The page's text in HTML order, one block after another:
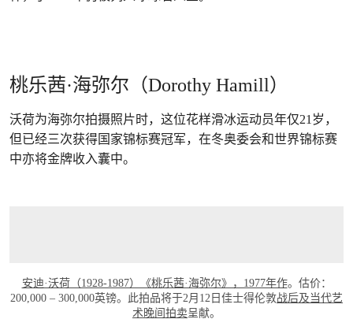
桃乐茜·海弥尔（Dorothy Hamill）
沃荷为海弥尔拍摄照片时，这位花样滑冰运动员年仅21岁，
但已经三次获得国家锦标赛冠军，在冬奥委会和世界锦标赛
中亦将金牌收入囊中。
安迪·沃荷（1928-1987）《桃乐茜·海弥尔》，1977年作。估价：
200,000 – 300,000英镑。此拍品将于2月12日佳士得伦敦战后及当代艺
术晚间拍卖呈献。